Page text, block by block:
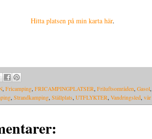
Hitta platsen på min karta här.
Fricamping FRICAMPINGPLATSER Friluftsområden Gasol
Strandkamping Ställplats UTFLYKTER Vandringsled vår